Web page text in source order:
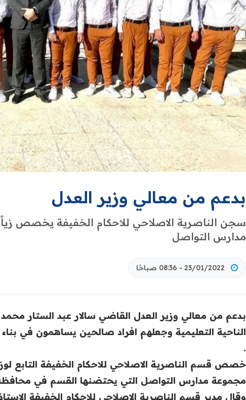
بدعم من معالي وزير العدل
مدارس التواصل
23/01/2022 - 08:36 صباحًا
بدعم من معالي وزير العدل القاضي سالار عبد ‏الستار
الناحية التعليمية وجعلهم افراد صالحين يساهمون ‏في
.‏
مجموعة مدارس التواصل التي يحتضنها القسم في
وقال مدير قسم الناصرية الاصلاحي للاحكام الخفيفة